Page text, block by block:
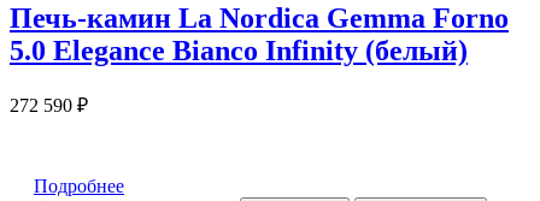
Печь-камин La Nordica Gemma Forno
5.0 Elegance Bianco Infinity (белый)
272 590 ₽
Подробнее